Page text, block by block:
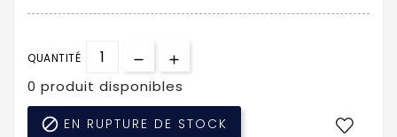
QUANTITÉ
0 produit disponibles
 EN RUPTURE DE STOCK